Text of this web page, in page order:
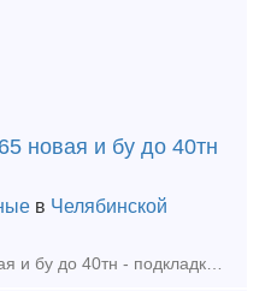
новая и бу до 40тн
в Челябинской
Куплю : - подкладка КД65 новая и бу до 40тн - подкладка Д65 новая до 40тн - костыль путевой железнодорожный 16х16х165 новый и бу до 20тн - шуруп путевой 24х170, цп-54 новый и бу до 20тн - проти